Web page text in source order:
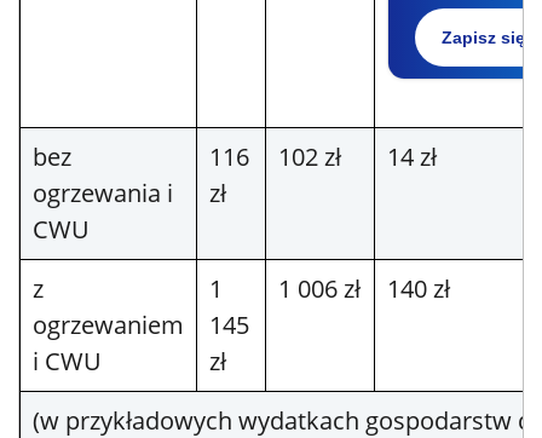
Zapisz się
bez
ogrzewania i
CWU
116
zł
102 zł 14 zł
z
ogrzewaniem
i CWU
1
145
zł
1 006 zł 140 zł
(w przykładowych wydatkach gospodarstw